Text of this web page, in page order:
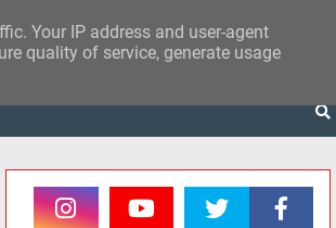
Your IP address and user-agent
quality of service, generate usage